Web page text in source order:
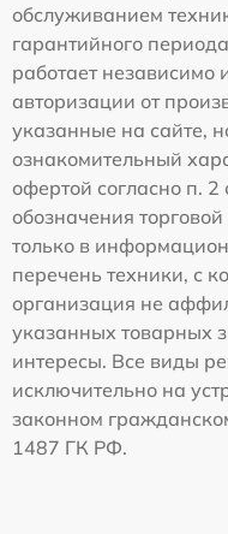
обслуживанием
гарантийного
работает
авторизации от
указанные на сайте,
ознакомительный
офертой согласно п.
обозначения
только в
перечень техники, с
организация не
указанных товарных
интересы. Все виды
исключительно на
законном
1487 ГК РФ.